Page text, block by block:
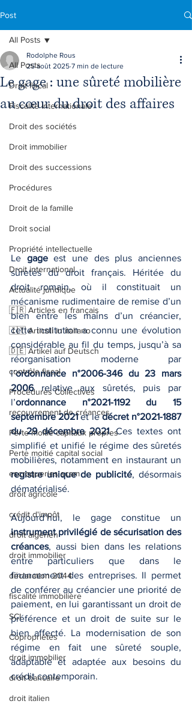
Post
All Posts
Droit fiscal
Fiscalité internationale
Droit des sociétés
Droit immobilier
Droit des successions
Procédures
Droit de la famille
Droit social
Propriété intellectuelle
Droit international
Actualité juridique
🇫🇷 Articles en français
🇮🇹 Articoli in italiano
🇩🇪 Artikel auf Deutsch
contrôle fiscal
Procédures Collectives
recouvrement de créances
Perte moitié capitaux propres
Perte moitié capital social
escroqueries scam
droit agricole
crédit d'impôt
droit algérien
droit immobilier
déclaration 2044
fiscalité immobilière
SCI
Copropriétés
droit immobilier
droit bancaire
droit italien
All Posts
Le gage : une sûreté mobilière
au cœur du droit des affaires
Rodolphe Rous
25 août 2025 7 min de lecture
Le gage est une des plus anciennes
sûretés du droit français. Héritée du
droit romain, où il constituait un
mécanisme rudimentaire de remise d’un
bien entre les mains d’un créancier,
cette institution a connu une évolution
considérable au fil du temps, jusqu’à sa
réorganisation moderne par
l’ordonnance n°2006-346 du 23 mars
2006 relative aux sûretés, puis par
l’ordonnance n°2021-1192 du 15
septembre 2021 et le décret n°2021-1887
du 29 décembre 2021. Ces textes ont
simplifié et unifié le régime des sûretés
registre unique de publicité, désormais
dématérialisé.
instrument privilégié de sécurisation des
créances, aussi bien dans les relations
entre particuliers que dans le
financement des entreprises. Il permet
de conférer au créancier une priorité de
paiement, en lui garantissant un droit de
préférence et un droit de suite sur le
bien affecté. La modernisation de son
régime en fait une sûreté souple,
adaptable et adaptée aux besoins du
crédit contemporain.